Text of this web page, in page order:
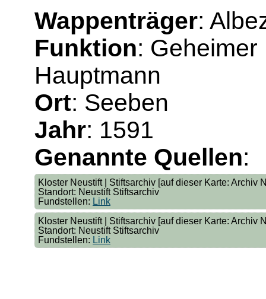
Wappenträger:
Funktion:
Hauptmann
Ort: Seeben
Jahr: 1591
Genannte Quellen:
Kloster Neustift | Stiftsarchiv [auf dieser Karte: Archiv
Standort: Neustift Stiftsarchiv
Fundstellen: Link
Kloster Neustift | Stiftsarchiv [auf dieser Karte: Archiv
Standort: Neustift Stiftsarchiv
Fundstellen: Link